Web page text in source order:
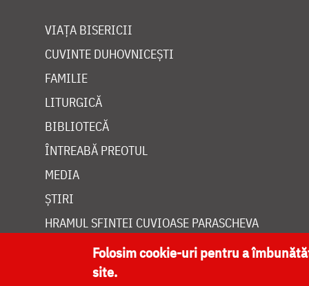
VIAȚA BISERICII
CUVINTE DUHOVNICEȘTI
FAMILIE
LITURGICĂ
BIBLIOTECĂ
ÎNTREABĂ PREOTUL
MEDIA
ȘTIRI
HRAMUL SFINTEI CUVIOASE PARASCHEVA
Folosim cookie-uri pentru a
site.